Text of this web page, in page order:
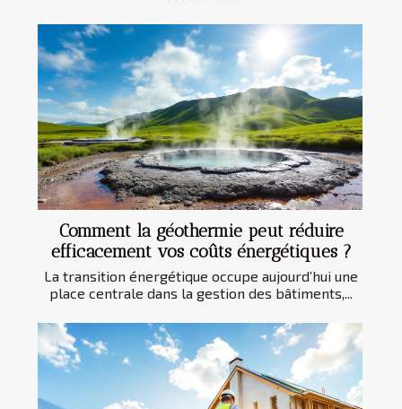
Comment la géothermie peut réduire
efficacement vos coûts énergétiques ?
La transition énergétique occupe aujourd’hui une
place centrale dans la gestion des bâtiments,...